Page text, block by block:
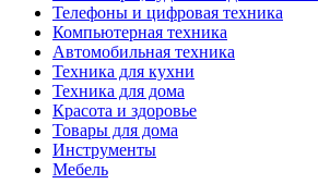
Телефоны и цифровая техника
Компьютерная техника
Автомобильная техника
Техника для кухни
Техника для дома
Красота и здоровье
Товары для дома
Инструменты
Мебель